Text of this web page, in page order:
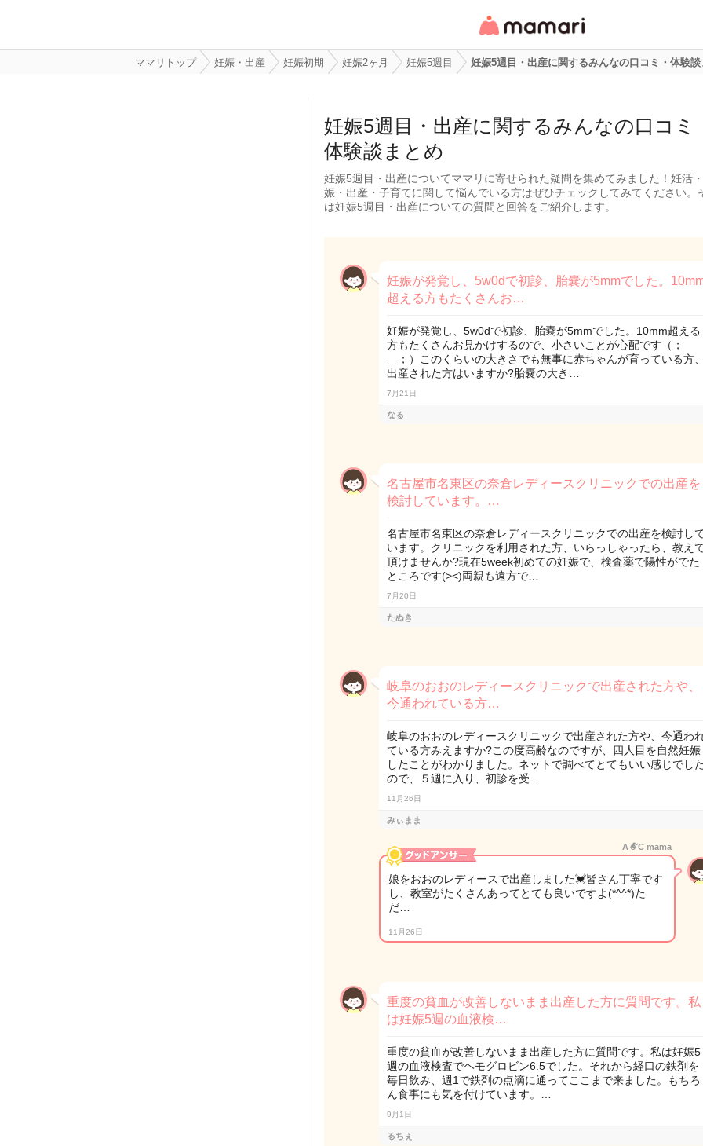
リ・情報サイト
ママリトップ 妊娠・出産 妊娠初期 妊娠2ヶ月 妊娠5週目 妊娠5週目・出産に関するみんなの口コミ・体験
妊娠5週目・出産に関するみんなの口コミ
体験談まとめ
妊娠5週目・出産についてママリに寄せられた疑問を集めてみました！妊活
娠・出産・子育てに関して悩んでいる方はぜひチェックしてみてください。
は妊娠5週目・出産についての質問と回答をご紹介します。
妊娠が発覚し、5w0dで初診、胎嚢が5mmでした。
超える方もたくさんお…
妊娠が発覚し、5w0dで初診、胎嚢が5mmでした。10mm超える
方もたくさんお見かけするので、小さいことが心配です（；
＿；）このくらいの大きさでも無事に赤ちゃんが育っている方
出産された方はいますか?胎嚢の大き…
7月21日
なる
名古屋市名東区の奈倉レディースクリニックでの出産を
検討しています。…
名古屋市名東区の奈倉レディースクリニックでの出産を検討し
います。クリニックを利用された方、いらっしゃったら、教え
頂けませんか?現在5week初めての妊娠で、検査薬で陽性がでた
ところです(><)両親も遠方で…
7月20日
たぬき
岐阜のおおのレディースクリニックで出産された方や、
今通われている方…
岐阜のおおのレディースクリニックで出産された方や、今通わ
ている方みえますか?この度高齢なのですが、四人目を自然妊娠
したことがわかりました。ネットで調べてとてもいい感じでし
ので、５週に入り、初診を受…
11月26日
みぃまま
A☻໌C mama
娘をおおのレディースで出産しました💓皆さん丁寧です
し、教室がたくさんあってとても良いですよ(*^^*)た
だ…
11月26日
重度の貧血が改善しないまま出産した方に質問です。私
は妊娠5週の血液検…
重度の貧血が改善しないまま出産した方に質問です。私は妊娠5
週の血液検査でヘモグロビン6.5でした。それから経口の鉄剤を
毎日飲み、週1で鉄剤の点滴に通ってここまで来ました。もちろ
ん食事にも気を付けています。…
9月1日
るちぇ